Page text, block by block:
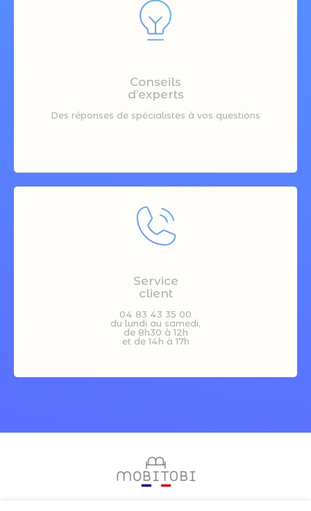
Conseils
d’experts
Des réponses de spécialistes à vos questions
Service
client
04 83 43 35 00
du lundi au samedi,
de 8h30 à 12h
et de 14h à 17h